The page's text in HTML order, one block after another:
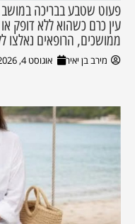
פעוט שטבע בבריכה
עין כרם כשהוא ללא דופק
ממושכים, הרופאים נאלצו
מירב בן יאיר אוגוסט 4, 2026